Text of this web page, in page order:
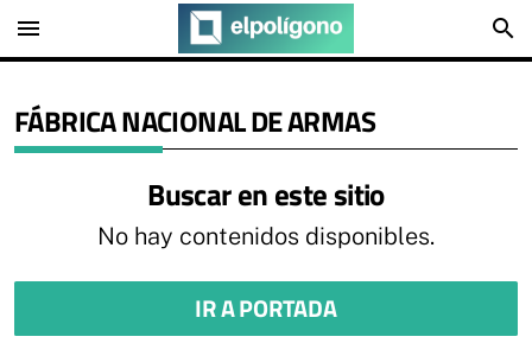
menu search
FÁBRICA NACIONAL DE ARMAS
Buscar en este sitio
No hay contenidos disponibles.
IR A PORTADA